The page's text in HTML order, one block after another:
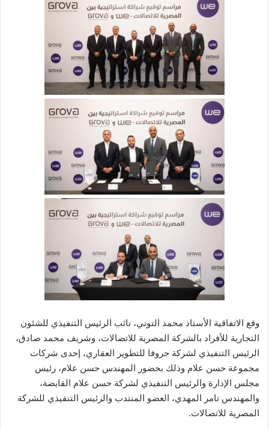
وقع الاتفاقية الأستاذ محمد التوني، نائب الرئيس التنفيذي للشئون
التجارية للأفراد بالشركة المصرية للاتصالات، وشريف محمد صادق،
الرئيس التنفيذي لشركة جروفا للتطوير العقاري، إحدى شركات
مجموعة حسن علام وذلك بحضور المهندس حسن علام، رئيس
مجلس الإدارة والرئيس التنفيذي لشركة حسن علام القابضة،
والمهندس تامر المهدي، العضو المنتدب والرئيس التنفيذي للشركة
المصرية للاتصالات.